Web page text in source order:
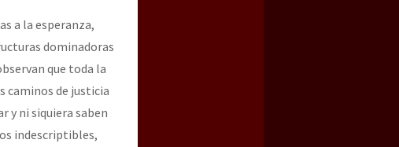
a la esperanza,
dominadoras
que toda la
caminos de justicia
y ni siquiera saben
indescriptibles,